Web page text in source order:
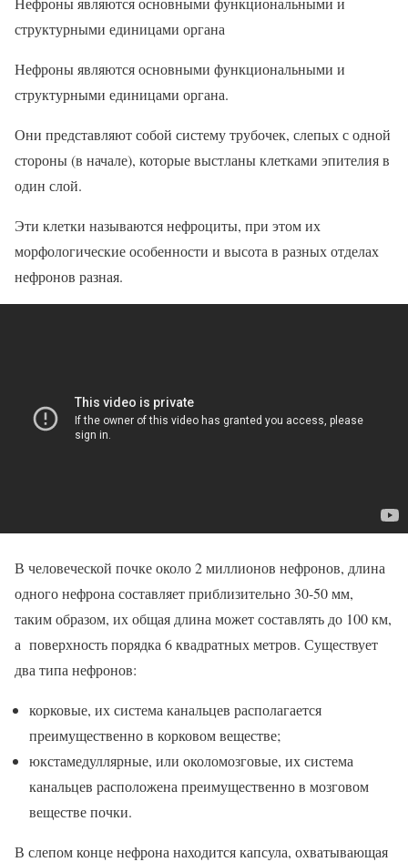
структурными единицами органа
Нефроны являются основными функциональными и
структурными единицами органа.
Они представляют собой систему трубочек, слепых с одной
стороны (в начале), которые выстланы клетками эпителия в
один слой.
Эти клетки называются нефроциты, при этом их
морфологические особенности и высота в разных отделах
нефронов разная.
В человеческой почке около 2 миллионов нефронов, длина
одного нефрона составляет приблизительно 30-50 мм,
таким образом, их общая длина может составлять до 100 км,
а поверхность порядка 6 квадратных метров. Существует
два типа нефронов:
корковые, их система канальцев располагается
преимущественно в корковом веществе;
юкстамедуллярные, или околомозговые, их система
канальцев расположена преимущественно в мозговом
веществе почки.
В слепом конце нефрона находится капсула, охватывающая